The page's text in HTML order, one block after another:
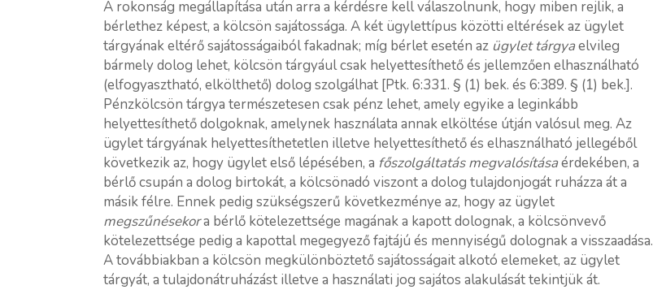
A rokonság megállapítása után arra a kérdésre kell válaszolnunk, hogy miben rejlik, a
bérlethez képest, a kölcsön sajátossága. A két ügylettípus közötti eltérések az ügylet
tárgyának eltérő sajátosságaiból fakadnak; míg bérlet esetén az ügylet tárgyaelvileg
bármely dolog lehet, kölcsön tárgyául csak helyettesíthető és jellemzően elhasználható
(elfogyasztható, elkölthető) dolog szolgálhat [Ptk. 6:331. § (1) bek. és 6:389. § (1) bek.].
Pénzkölcsön tárgya természetesen csak pénz lehet, amely egyike a leginkább
helyettesíthető dolgoknak, amelynek használata annak elköltése útján valósul meg. Az
ügylet tárgyának helyettesíthetetlen illetve helyettesíthető és elhasználható jellegéből
következik az, hogy ügylet első lépésében, a főszolgáltatás megvalósításaérdekében, a
bérlő csupán a dolog birtokát, a kölcsönadó viszont a dolog tulajdonjogát ruházza át a
másik félre. Ennek pedig szükségszerű következménye az, hogy az ügylet
megszűnésekora bérlő kötelezettsége magának a kapott dolognak, a kölcsönvevő
kötelezettsége pedig a kapottal megegyező fajtájú és mennyiségű dolognak a visszaadása.
A továbbiakban a kölcsön megkülönböztető sajátosságait alkotó elemeket, az ügylet
tárgyát, a tulajdonátruházást illetve a használati jog sajátos alakulását tekintjük át.